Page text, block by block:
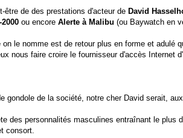
être de des prestations d'acteur de David
2000ou encore Alerte à Malibu (ou Baywatch en
le nomme est de retour plus en forme et adulé
nous faire croire le fournisseur d'accès Internet
gondole de la société, notre cher David serait,
des personnalités masculines entraînant le plus
consort.